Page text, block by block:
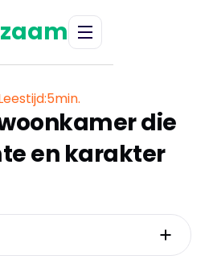
5min.
die
en karakter
lichtplan